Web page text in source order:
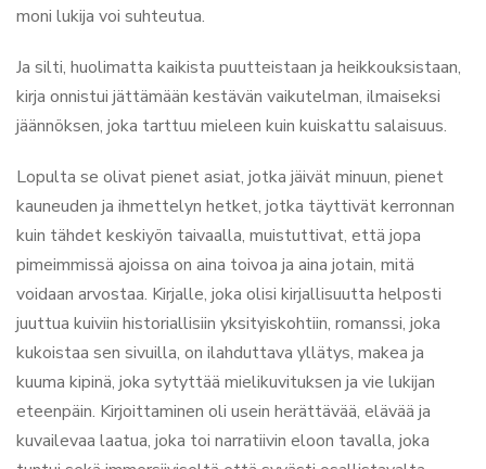
moni lukija voi suhteutua.
Ja silti, huolimatta kaikista puutteistaan ja heikkouksistaan,
kirja onnistui jättämään kestävän vaikutelman, ilmaiseksi
jäännöksen, joka tarttuu mieleen kuin kuiskattu salaisuus.
Lopulta se olivat pienet asiat, jotka jäivät minuun, pienet
kauneuden ja ihmettelyn hetket, jotka täyttivät kerronnan
kuin tähdet keskiyön taivaalla, muistuttivat, että jopa
pimeimmissä ajoissa on aina toivoa ja aina jotain, mitä
voidaan arvostaa. Kirjalle, joka olisi kirjallisuutta helposti
juuttua kuiviin historiallisiin yksityiskohtiin, romanssi, joka
kukoistaa sen sivuilla, on ilahduttava yllätys, makea ja
kuuma kipinä, joka sytyttää mielikuvituksen ja vie lukijan
eteenpäin. Kirjoittaminen oli usein herättävää, elävää ja
kuvailevaa laatua, joka toi narratiivin eloon tavalla, joka